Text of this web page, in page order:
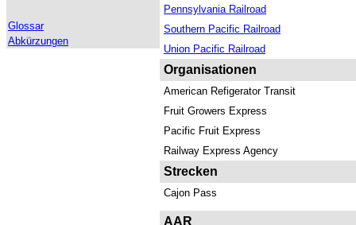
Glossar
Abkürzungen
Pennsylvania Railroad
Southern Pacific Railroad
Union Pacific Railroad
Organisationen
American Refigerator Transit
Fruit Growers Express
Pacific Fruit Express
Railway Express Agency
Strecken
Cajon Pass
AAR